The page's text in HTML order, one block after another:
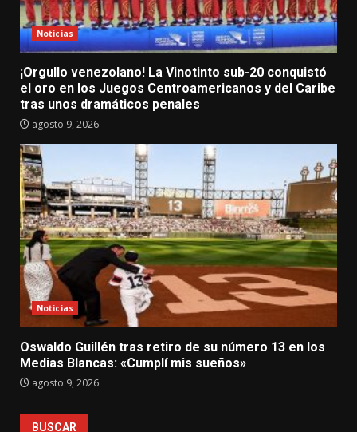
Noticias
¡Orgullo venezolano! La Vinotinto sub-20 conquistó
el oro en los Juegos Centroamericanos y del Caribe
tras unos dramáticos penales
agosto 9, 2026
Noticias
Oswaldo Guillén tras retiro de su número 13 en los
Medias Blancas: «Cumplí mis sueños»
agosto 9, 2026
BUSCAR